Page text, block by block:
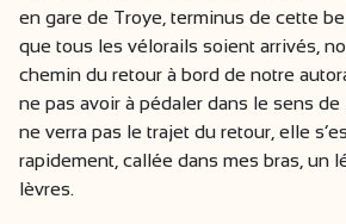
en gare de Troye, terminus de cette
que tous les vélorails soient arrivés,
chemin du retour à bord de notre
ne pas avoir à pédaler dans le sens
ne verra pas le trajet du retour, elle
rapidement, callée dans mes bras, un
lèvres.